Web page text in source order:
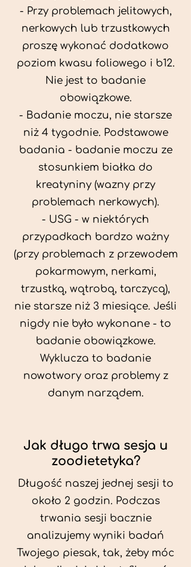
- Przy problemach jelitowych,
nerkowych lub trzustkowych
proszę wykonać dodatkowo
poziom kwasu foliowego i b12.
Nie jest to badanie
obowiązkowe.
- Badanie moczu, nie starsze
niż 4 tygodnie. Podstawowe
badania - badanie moczu ze
stosunkiem białka do
kreatyniny (wazny przy
problemach nerkowych).
- USG - w niektórych
przypadkach bardzo ważny
(przy problemach z przewodem
pokarmowym, nerkami,
trzustką, wątrobą, tarczycą),
nie starsze niż 3 miesiące. Jeśli
nigdy nie było wykonane - to
badanie obowiązkowe.
Wyklucza to badanie
nowotwory oraz problemy z
danym narządem.
Jak długo trwa sesja u
zoodietetyka?
Długość naszej jednej sesji to
około 2 godzin. Podczas
trwania sesji bacznie
analizujemy wyniki badań
Twojego piesak, tak, żeby móc